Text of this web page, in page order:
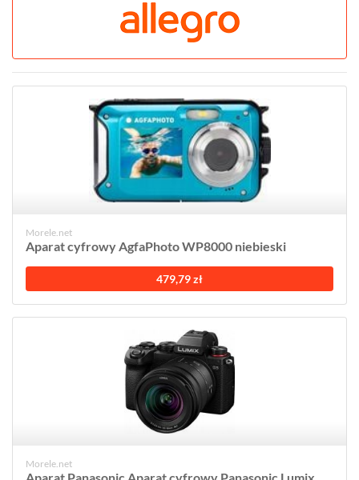
Morele.net
Aparat cyfrowy AgfaPhoto WP8000 niebieski
479,79 zł
Morele.net